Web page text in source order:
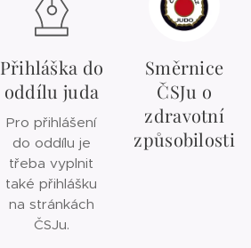
Přihláška do
oddílu juda
Pro přihlášení
do oddílu je
třeba vyplnit
také přihlášku
na stránkách
ČSJu.
Směrnice
ČSJu o
zdravotní
způsobilosti